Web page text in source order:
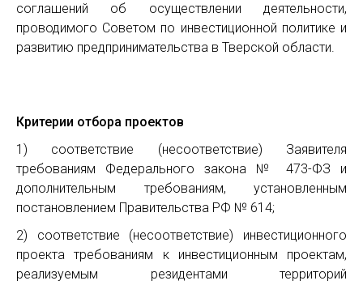
соглашений об осуществлении деятельности,
проводимого Советом по инвестиционной политике и
развитию предпринимательства в Тверской области.
Критерии отбора проектов
1) соответствие (несоответствие) Заявителя
требованиям Федерального закона № 473-ФЗ и
дополнительным требованиям, установленным
постановлением Правительства РФ № 614;
2) соответствие (несоответствие) инвестиционного
проекта требованиям к инвестиционным проектам,
реализуемым резидентами территорий